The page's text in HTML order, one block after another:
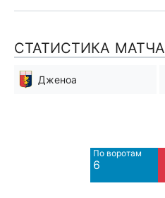
СТАТИСТИКА МАТЧА
Дженоа
По воротам
6